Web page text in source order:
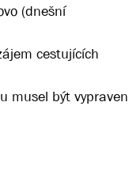
(dnešní
cestujících
musel být vypraven